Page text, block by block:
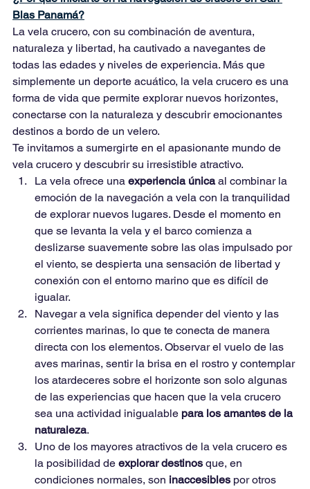
Blas Panamá?
La vela crucero, con su combinación de aventura,
naturaleza y libertad, ha cautivado a navegantes de
todas las edades y niveles de experiencia. Más que
simplemente un deporte acuático, la vela crucero es una
forma de vida que permite explorar nuevos horizontes,
conectarse con la naturaleza y descubrir emocionantes
destinos a bordo de un velero.
Te invitamos a sumergirte en el apasionante mundo de
vela crucero y descubrir su irresistible atractivo.
La vela ofrece una experiencia única al combinar la
emoción de la navegación a vela con la tranquilidad
de explorar nuevos lugares. Desde el momento en
que se levanta la vela y el barco comienza a
deslizarse suavemente sobre las olas impulsado por
el viento, se despierta una sensación de libertad y
conexión con el entorno marino que es difícil de
igualar.
Navegar a vela significa depender del viento y las
corrientes marinas, lo que te conecta de manera
directa con los elementos. Observar el vuelo de las
aves marinas, sentir la brisa en el rostro y contemplar
los atardeceres sobre el horizonte son solo algunas
de las experiencias que hacen que la vela crucero
sea una actividad inigualable para los amantes de la
naturaleza.
Uno de los mayores atractivos de la vela crucero es
la posibilidad de explorar destinos que, en
condiciones normales, son inaccesibles por otros